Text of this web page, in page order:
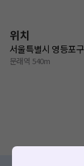
위치
서울특별시 영등포
문래역 540m